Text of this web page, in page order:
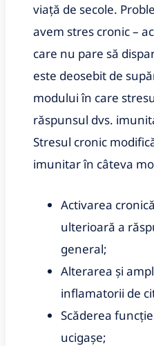
viață de secole.
avem stres cronic –
care nu pare să
este deosebit de
modului în care
răspunsul dvs.
Stresul cronic
imunitar în câteva
Activarea
ulterioară a
general;
Alterarea și
inflamatorii de
Scăderea
ucigașe;